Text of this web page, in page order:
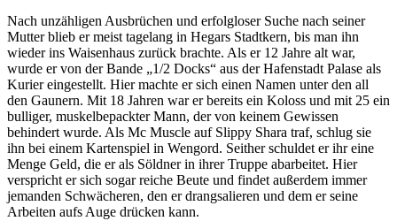
Nach unzähligen Ausbrüchen und erfolgloser Suche nach seiner
Mutter blieb er meist tagelang in Hegars Stadtkern, bis man ihn
wieder ins Waisenhaus zurück brachte. Als er 12 Jahre alt war,
wurde er von der Bande „1/2 Docks“ aus der Hafenstadt Palase als
Kurier eingestellt. Hier machte er sich einen Namen unter den all
den Gaunern. Mit 18 Jahren war er bereits ein Koloss und mit 25 ein
bulliger, muskelbepackter Mann, der von keinem Gewissen
behindert wurde. Als Mc Muscle auf Slippy Shara traf, schlug sie
ihn bei einem Kartenspiel in Wengord. Seither schuldet er ihr eine
Menge Geld, die er als Söldner in ihrer Truppe abarbeitet. Hier
verspricht er sich sogar reiche Beute und findet außerdem immer
jemanden Schwächeren, den er drangsalieren und dem er seine
Arbeiten aufs Auge drücken kann.